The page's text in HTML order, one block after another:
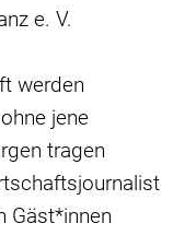
e. V.
werden
jene
tragen
Gäst*innen